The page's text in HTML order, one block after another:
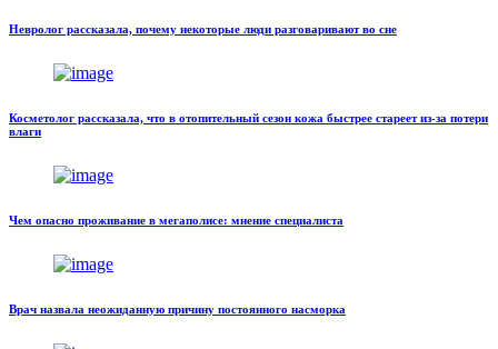
Невролог рассказала, почему некоторые люди разговаривают во сне
Косметолог рассказала, что в отопительный сезон кожа быстрее стареет из-за потери
влаги
Чем опасно проживание в мегаполисе: мнение специалиста
Врач назвала неожиданную причину постоянного насморка